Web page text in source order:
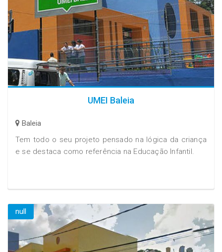
UMEI Baleia
Baleia
Tem todo o seu projeto pensado na lógica da criança
e se destaca como referência na Educação Infantil.
null